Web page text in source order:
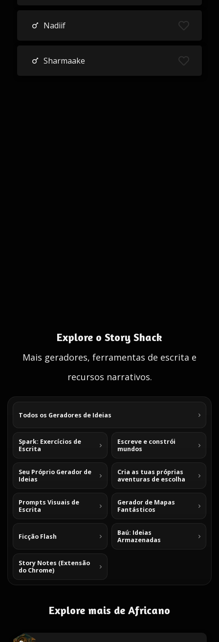
Nadiif
Sharmaake
Explore o Story Shack
Mais geradores, ferramentas de escrita e
recursos narrativos.
Todos os Geradores de Ideias
Spark: Exercícios de
Escrita
Escreve e constrói
mundos
Seu Próprio Gerador de
Ideias
Cria as tuas próprias
aventuras de escolha
Prompts Visuais de
Escrita
Gerador de Mapas
Fantásticos
Ficção Flash
Baú: Ideias
Armazenadas
Story Notes (Extensão
do Chrome)
Explore mais de Africano